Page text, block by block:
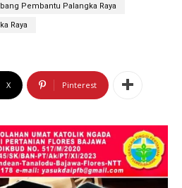
Pembantu Palangka Raya
Raya
X Pinterest